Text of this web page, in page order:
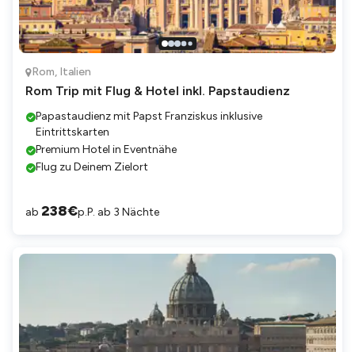
Rom, Italien
Rom Trip mit Flug & Hotel inkl. Papstaudienz
Papastaudienz mit Papst Franziskus inklusive
Eintrittskarten
Premium Hotel in Eventnähe
Flug zu Deinem Zielort
ab 238€p.P. ab 3 Nächte